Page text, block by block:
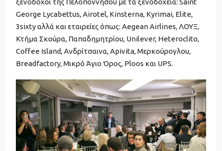
George Lycabettus, Airotel, Kinsterna, Kyrimai, Elite,
3sixty αλλά και εταιρείες όπως: Aegean Airlines, ΛΟΥΞ,
Κτήμα Σκούρα, Παπαδημητρίου, Unilever, Heteroclito,
Coffee Island, Ανδρίτσαινα, Apivita, Μερκούρογλου,
Breadfactory, Μικρό Άγιο Όρος, Ploos και UPS.